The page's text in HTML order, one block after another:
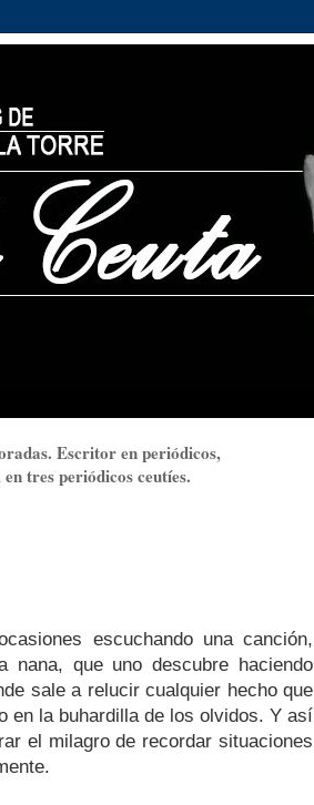
Escritor en periódicos,
tres periódicos ceutíes.
escuchando una canción,
que uno descubre haciendo
sale a relucir cualquier hecho que
en la buhardilla de los olvidos. Y así
el milagro de recordar situaciones